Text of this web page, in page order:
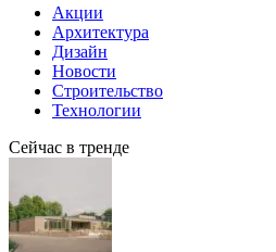
Акции
Архитектура
Дизайн
Новости
Строительство
Технологии
Сейчас в тренде